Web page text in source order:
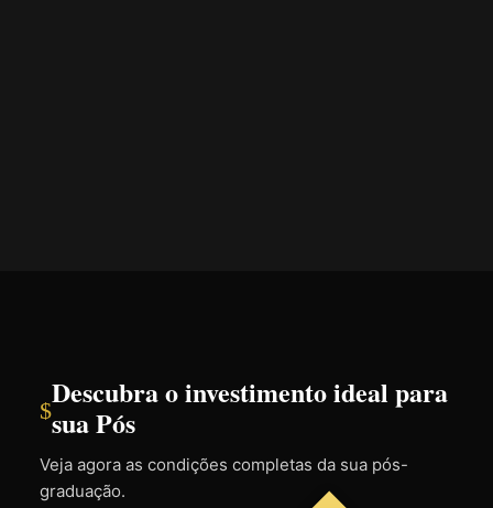
$Descubra o investimento ideal para
sua Pós
Veja agora as condições completas da sua pós-
graduação.